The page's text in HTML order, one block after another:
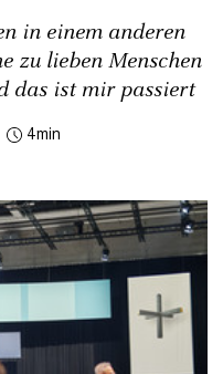
in einem anderen
zu lieben Menschen
das ist mir passiert
4